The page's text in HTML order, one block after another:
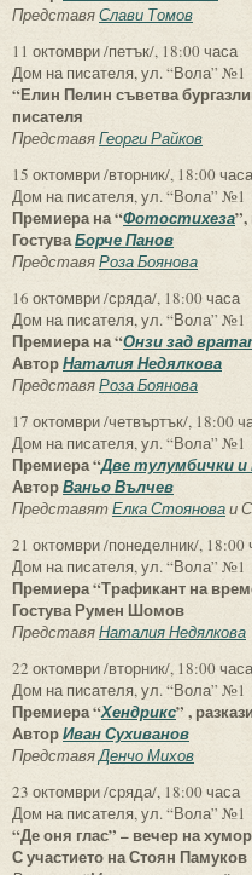
ПредставяСлави Томов
11 октомври /петък/, 18:00 часа
Дом на писателя, ул. “Вола” №1
“Елин Пелин съветва
писателя
ПредставяГеорги Райков
15 октомври /вторник/, 18:00 часа
Дом на писателя, ул. “Вола” №1
Премиера на “Фотостихеза”,
ГостуваБорче Панов
ПредставяРоза Боянова
16 октомври /сряда/, 18:00 часа
Дом на писателя, ул. “Вола” №1
Премиера на “Онзи зад
АвторНаталия Недялкова
ПредставяРоза Боянова
17 октомври /четвъртък/, 18:00
Дом на писателя, ул. “Вола” №1
Премиера “Две тулумбички и
АвторВаньо Вълчев
ПредставятЕлка Стояноваи
21 октомври /понеделник/, 18:00
Дом на писателя, ул. “Вола” №1
Премиера “Трафикант на
Гостува Румен Шомов
ПредставяНаталия Недялкова
22 октомври /вторник/, 18:00 часа
Дом на писателя, ул. “Вола” №1
Премиера “Хендрикс” , разкази
АвторИван Сухиванов
ПредставяДенчо Михов
23 октомври /сряда/, 18:00 часа
Дом на писателя, ул. “Вола” №1
“Де оня глас” – вечер на
С участието на Стоян Памуков